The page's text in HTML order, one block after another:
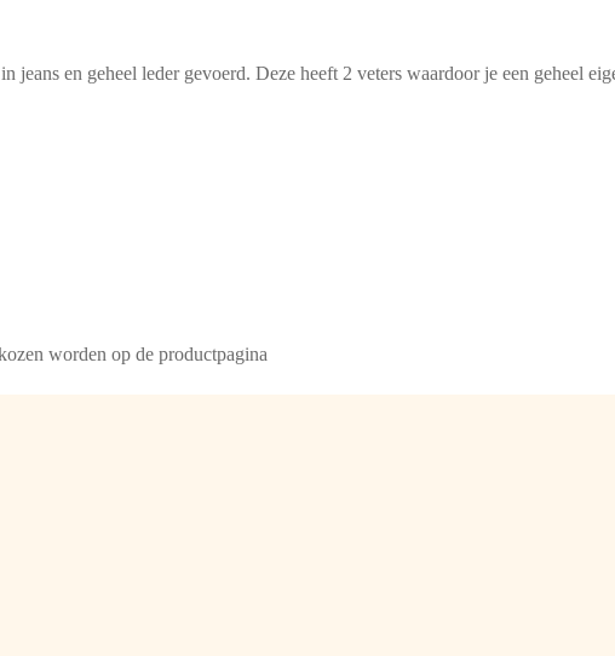
en geheel leder gevoerd. Deze heeft 2 veters waardoor je een geheel
worden op de productpagina